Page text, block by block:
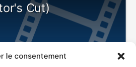
le consentement
Cut)